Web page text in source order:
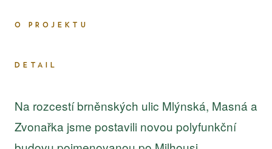
O PROJEKTU
DETAIL
Na rozcestí brněnských ulic Mlýnská, Masná a
Zvonařka jsme postavili novou polyfunkční